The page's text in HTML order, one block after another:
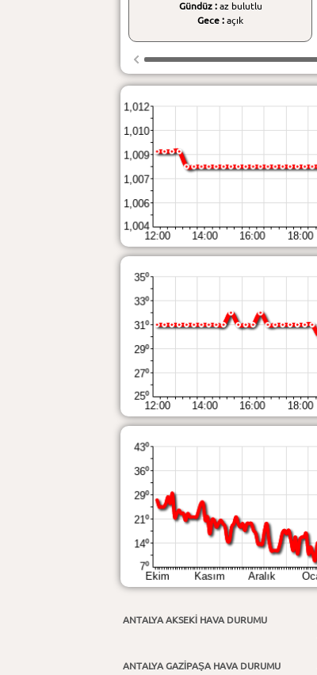
Gündüz :az bulutlu
Gece : açık
ANTALYA AKSEKİ HAVA DURUMU
ANTALYA GAZİPAŞA HAVA DURUMU